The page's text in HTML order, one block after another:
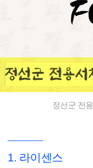
정선군 전
1. 라이센스